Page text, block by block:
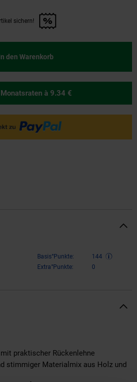
diesen Artikel sichern!" anwenden
sichern!
den Warenkorb
à 9.34 €
Basis°Punkte:
144
Extra°Punkte:
0
praktischer Rückenlehne
stimmiger Materialmix aus Holz und